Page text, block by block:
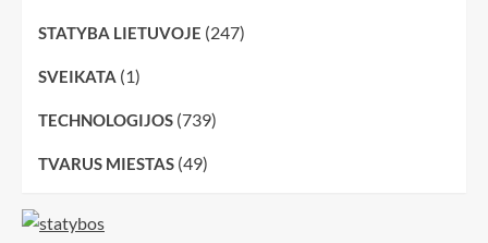
STATYBA LIETUVOJE (247)
SVEIKATA (1)
TECHNOLOGIJOS (739)
TVARUS MIESTAS (49)